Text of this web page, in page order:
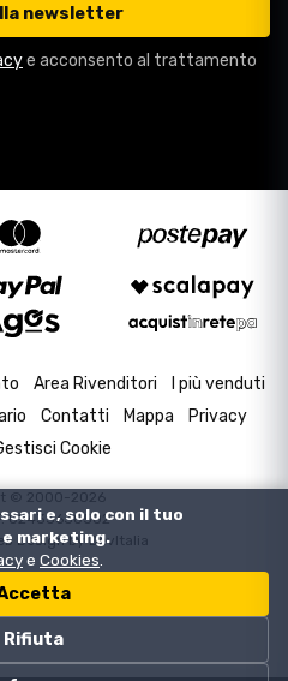
newsletter
e acconsento al trattamento
Area Rivenditori
I più venduti
Contatti Mappa
Privacy
Cookie
© 2000-2026
02433630502
Design byDevItalia
e, solo con il tuo
marketing.
e Cookies
Rifiuta